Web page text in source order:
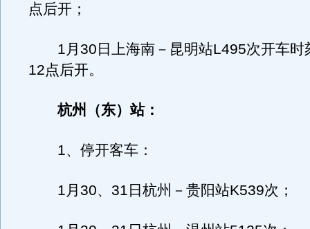
点后开；
1月30日上海南－昆明站L495次开车时
12点后开。
杭州（东）站：
1、停开客车：
1月30、31日杭州－贵阳站K539次；